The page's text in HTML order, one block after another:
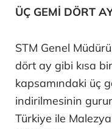
ÜÇ GEMİ DÖRT
STM Genel
dört ay gibi kısa
kapsamındaki üç
indirilmesinin
Türkiye ile